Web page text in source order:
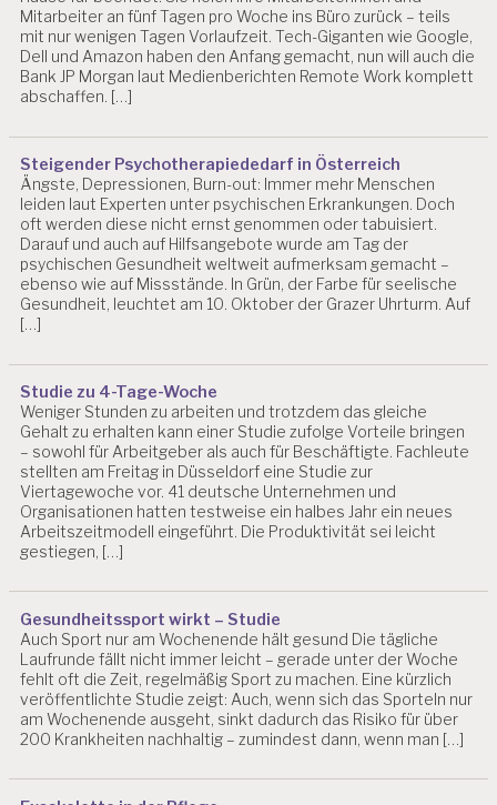
Mitarbeiter an fünf Tagen pro Woche ins Büro zurück – teils
mit nur wenigen Tagen Vorlaufzeit. Tech-Giganten wie Google,
Dell und Amazon haben den Anfang gemacht, nun will auch die
Bank JP Morgan laut Medienberichten Remote Work komplett
abschaffen. […]
Steigender Psychotherapiededarf in Österreich
Ängste, Depressionen, Burn-out: Immer mehr Menschen
leiden laut Experten unter psychischen Erkrankungen. Doch
oft werden diese nicht ernst genommen oder tabuisiert.
Darauf und auch auf Hilfsangebote wurde am Tag der
psychischen Gesundheit weltweit aufmerksam gemacht –
ebenso wie auf Missstände. In Grün, der Farbe für seelische
Gesundheit, leuchtet am 10. Oktober der Grazer Uhrturm. Auf
[…]
Studie zu 4-Tage-Woche
Weniger Stunden zu arbeiten und trotzdem das gleiche
Gehalt zu erhalten kann einer Studie zufolge Vorteile bringen
– sowohl für Arbeitgeber als auch für Beschäftigte. Fachleute
stellten am Freitag in Düsseldorf eine Studie zur
Viertagewoche vor. 41 deutsche Unternehmen und
Organisationen hatten testweise ein halbes Jahr ein neues
Arbeitszeitmodell eingeführt. Die Produktivität sei leicht
gestiegen, […]
Gesundheitssport wirkt – Studie
Auch Sport nur am Wochenende hält gesund Die tägliche
Laufrunde fällt nicht immer leicht – gerade unter der Woche
fehlt oft die Zeit, regelmäßig Sport zu machen. Eine kürzlich
veröffentlichte Studie zeigt: Auch, wenn sich das Sporteln nur
am Wochenende ausgeht, sinkt dadurch das Risiko für über
200 Krankheiten nachhaltig – zumindest dann, wenn man […]